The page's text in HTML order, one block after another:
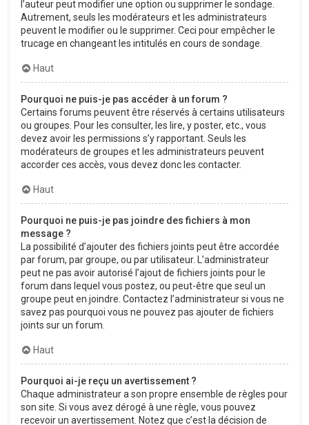
l’auteur peut modifier une option ou supprimer le sondage.
Autrement, seuls les modérateurs et les administrateurs
peuvent le modifier ou le supprimer. Ceci pour empêcher le
trucage en changeant les intitulés en cours de sondage.
Haut
Pourquoi ne puis-je pas accéder à un forum ?
Certains forums peuvent être réservés à certains utilisateurs
ou groupes. Pour les consulter, les lire, y poster, etc., vous
devez avoir les permissions s’y rapportant. Seuls les
modérateurs de groupes et les administrateurs peuvent
accorder ces accès, vous devez donc les contacter.
Haut
Pourquoi ne puis-je pas joindre des fichiers à mon
message ?
La possibilité d’ajouter des fichiers joints peut être accordée
par forum, par groupe, ou par utilisateur. L’administrateur
peut ne pas avoir autorisé l’ajout de fichiers joints pour le
forum dans lequel vous postez, ou peut-être que seul un
groupe peut en joindre. Contactez l’administrateur si vous ne
savez pas pourquoi vous ne pouvez pas ajouter de fichiers
joints sur un forum.
Haut
Pourquoi ai-je reçu un avertissement ?
Chaque administrateur a son propre ensemble de règles pour
son site. Si vous avez dérogé à une règle, vous pouvez
recevoir un avertissement. Notez que c’est la décision de